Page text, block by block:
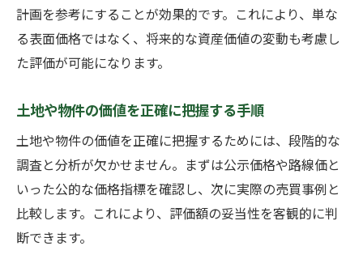
計画を参考にすることが効果的です。これにより、単な
る表面価格ではなく、将来的な資産価値の変動も考慮し
た評価が可能になります。
土地や物件の価値を正確に把握する手順
土地や物件の価値を正確に把握するためには、段階的な
調査と分析が欠かせません。まずは公示価格や路線価と
いった公的な価格指標を確認し、次に実際の売買事例と
比較します。これにより、評価額の妥当性を客観的に判
断できます。